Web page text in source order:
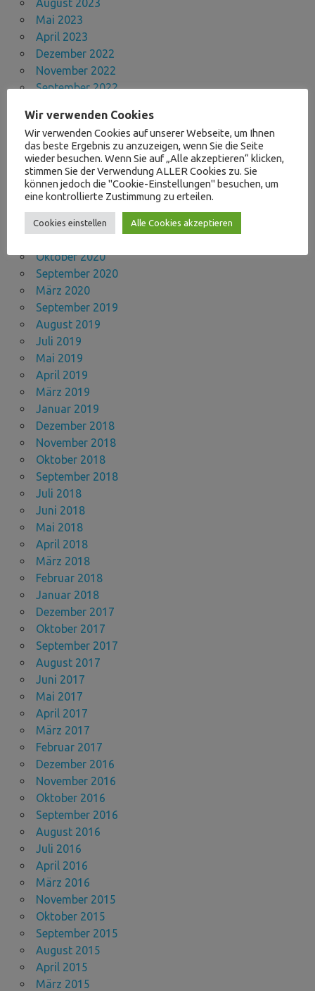
August 2023
Mai 2023
April 2023
Dezember 2022
November 2022
September 2022
Mai 2022
März 2022
November 2021
Oktober 2021
September 2021
April 2021
Oktober 2020
September 2020
März 2020
September 2019
August 2019
Juli 2019
Mai 2019
April 2019
März 2019
Januar 2019
Dezember 2018
November 2018
Oktober 2018
September 2018
Juli 2018
Juni 2018
Mai 2018
April 2018
März 2018
Februar 2018
Januar 2018
Dezember 2017
Oktober 2017
September 2017
August 2017
Juni 2017
Mai 2017
April 2017
März 2017
Februar 2017
Dezember 2016
November 2016
Oktober 2016
September 2016
August 2016
Juli 2016
April 2016
März 2016
November 2015
Oktober 2015
September 2015
August 2015
April 2015
März 2015
Wir verwenden Cookies
Wir verwenden Cookies auf unserer Webseite, um Ihnen
das beste Ergebnis zu anzuzeigen, wenn Sie die Seite
wieder besuchen. Wenn Sie auf „Alle akzeptieren“ klicken,
stimmen Sie der Verwendung ALLER Cookies zu. Sie
können jedoch die "Cookie-Einstellungen" besuchen, um
eine kontrollierte Zustimmung zu erteilen.
Cookies einstellen Alle Cookies akzeptieren